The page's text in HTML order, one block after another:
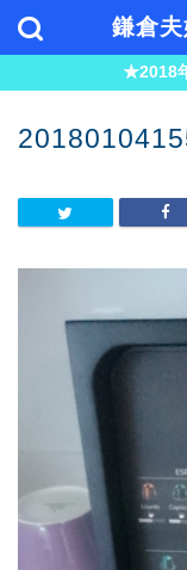
鎌倉
★2018